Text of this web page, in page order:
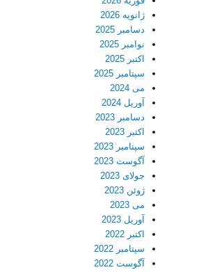
ژانویه 2026
دسامبر 2025
نوامبر 2025
اکتبر 2025
سپتامبر 2025
می 2024
آوریل 2024
دسامبر 2023
اکتبر 2023
سپتامبر 2023
آگوست 2023
جولای 2023
ژوئن 2023
می 2023
آوریل 2023
اکتبر 2022
سپتامبر 2022
آگوست 2022